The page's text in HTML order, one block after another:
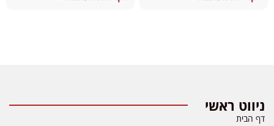
ניווט ראשי
דף הבית